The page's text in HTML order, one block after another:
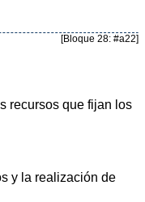
[Bloque 28: #a22]
recursos que fijan los
y la realización de